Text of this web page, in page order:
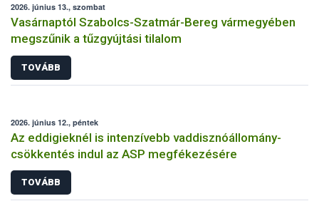
2026. június 13., szombat
Vasárnaptól Szabolcs-Szatmár-Bereg vármegyében
megszűnik a tűzgyújtási tilalom
TOVÁBB
2026. június 12., péntek
Az eddigieknél is intenzívebb vaddisznóállomány-
csökkentés indul az ASP megfékezésére
TOVÁBB